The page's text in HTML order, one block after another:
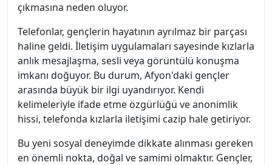
çıkmasına neden oluyor.
Telefonlar, gençlerin hayatının ayrılmaz bir parçası
haline geldi. İletişim uygulamaları sayesinde kızlarla
anlık mesajlaşma, sesli veya görüntülü konuşma
imkanı doğuyor. Bu durum, Afyon'daki gençler
arasında büyük bir ilgi uyandırıyor. Kendi
kelimeleriyle ifade etme özgürlüğü ve anonimlik
hissi, telefonda kızlarla iletişimi cazip hale getiriyor.
Bu yeni sosyal deneyimde dikkate alınması gereken
en önemli nokta, doğal ve samimi olmaktır. Gençler,